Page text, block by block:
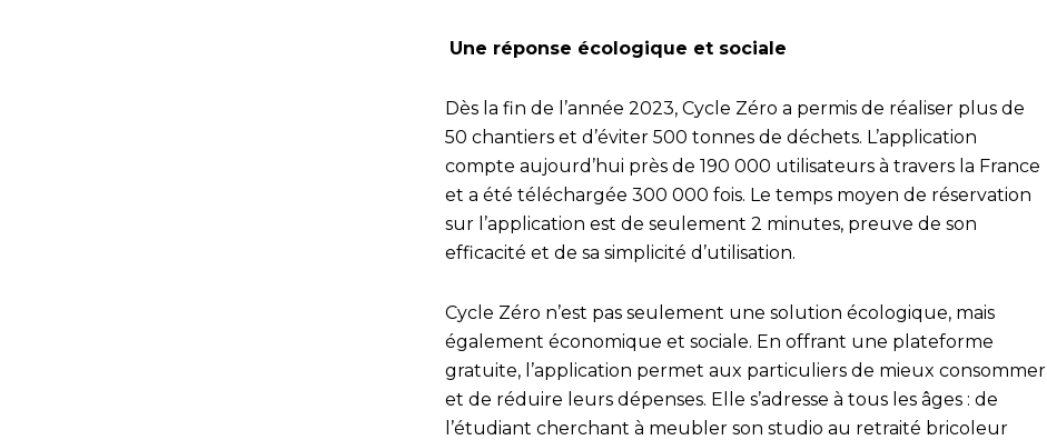
Une réponse écologique et sociale
Dès la fin de l’année 2023, Cycle Zéro a permis de réaliser plus de
50 chantiers et d’éviter 500 tonnes de déchets. L’application
compte aujourd’hui près de 190 000 utilisateurs à travers la France
et a été téléchargée 300 000 fois. Le temps moyen de réservation
sur l’application est de seulement 2 minutes, preuve de son
efficacité et de sa simplicité d’utilisation.
Cycle Zéro n’est pas seulement une solution écologique, mais
également économique et sociale. En offrant une plateforme
gratuite, l’application permet aux particuliers de mieux consommer
et de réduire leurs dépenses. Elle s’adresse à tous les âges : de
l’étudiant cherchant à meubler son studio au retraité bricoleur